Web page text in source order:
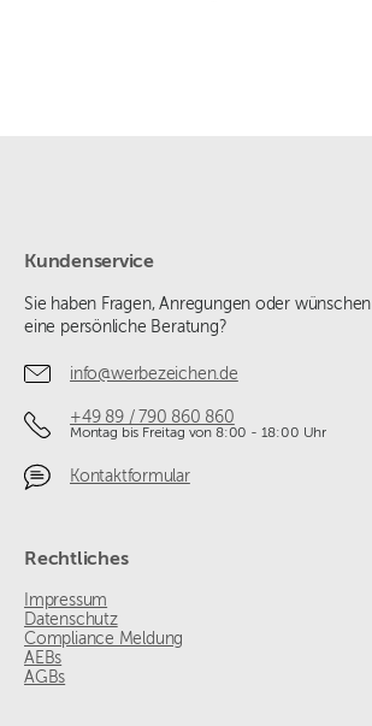
Kundenservice
Sie haben Fragen, Anregungen oder wünschen
eine persönliche Beratung?
info@werbezeichen.de
+49 89 / 790 860 860
Montag bis Freitag von 8:00 - 18:00 Uhr
Kontaktformular
Rechtliches
Impressum
Datenschutz
Compliance Meldung
AEBs
AGBs